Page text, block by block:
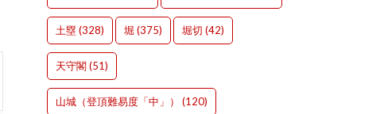
土塁 (328) 堀 (375) 堀切 (42)
天守閣(51)
山城（登頂難易度「中」） (120)